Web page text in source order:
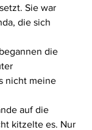
Sie war
die sich
die
nicht meine
auf die
kitzelte es. Nur